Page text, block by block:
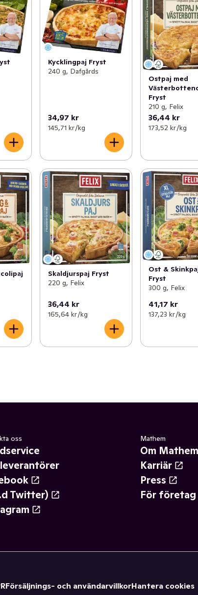
Kycklingpaj Fryst
240 g, Dafgårds
34,97 kr
145,71 kr /kg
Ostpaj med
Fryst
210 g, Felix
36,44 kr
173,52 kr /kg
Skaldjurspaj Fryst
220 g, Felix
36,44 kr
165,64 kr /kg
Ost &
Fryst
300 g, Felix
41,17 kr
137,23 kr /kg
oss
Twitter)
Mathem
Om Mathem
Karriär
Press
För företag
Försäljnings- och användarvillkorHantera cookies